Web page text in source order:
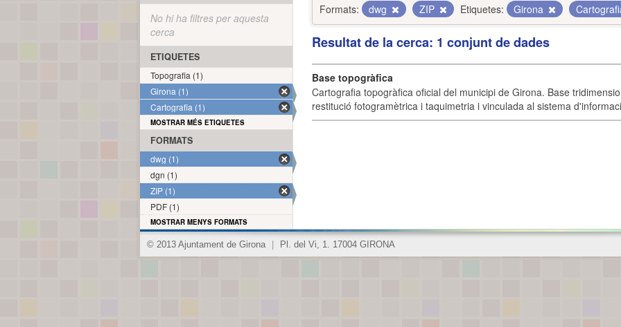
Formats:
dwg ZIP Etiquetes: Girona
Resultat de la cerca: 1 conjunt de dades
Base topogràfica
Cartografia topogràfica oficial del municipi de Girona. Base
restitució fotogramètrica i taquimetria i vinculada al sistema
No hi ha filtres per aquesta
cerca
ETIQUETES
Topografia (1)
Girona (1)
Cartografia (1)
MOSTRAR MÉS ETIQUETES
FORMATS
dwg (1)
dgn (1)
ZIP (1)
PDF (1)
MOSTRAR MENYS FORMATS
© 2013 Ajuntament de Girona Pl. del Vi, 1. 17004 GIRONA